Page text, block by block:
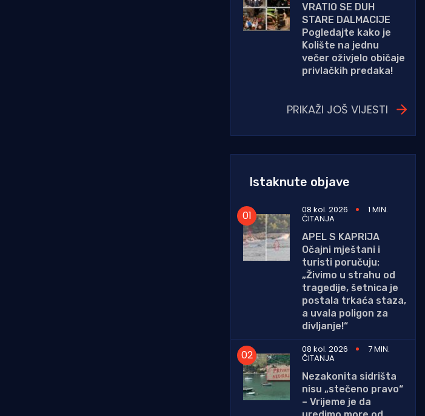
VRATIO SE DUH
STARE DALMACIJE
Pogledajte kako je
Kolište na jednu
večer oživjelo običaje
privlačkih predaka!
PRIKAŽI JOŠ VIJESTI
Istaknute objave
08 kol. 2026 1 MIN.
ČITANJA
APEL S KAPRIJA
Očajni mještani i
turisti poručuju:
„Živimo u strahu od
tragedije, šetnica je
postala trkaća staza,
a uvala poligon za
divljanje!“
08 kol. 2026
7 MIN.
ČITANJA
Nezakonita sidrišta
nisu „stečeno pravo“
– Vrijeme je da